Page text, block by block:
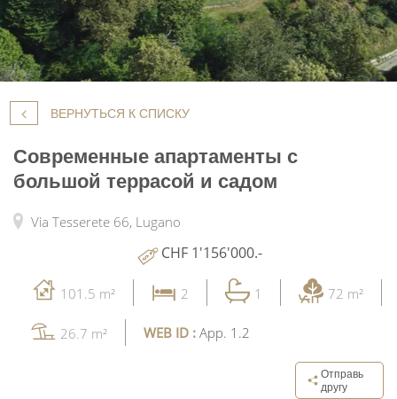
ВЕРНУТЬСЯ К СПИСКУ
Современные апартаменты с
большой террасой и садом
Via Tesserete 66, Lugano
CHF 1'156'000.-
101.5 m² 2 1 72 m²
26.7 m² WEB ID : App. 1.2
Отправь
другу